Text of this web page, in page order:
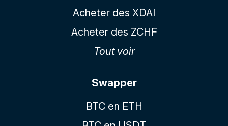
Acheter des XDAI
Acheter des ZCHF
Tout voir
Swapper
BTC en ETH